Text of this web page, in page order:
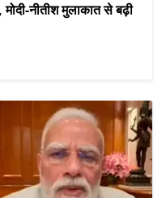
नीतीश मुलाकात से बढ़ी